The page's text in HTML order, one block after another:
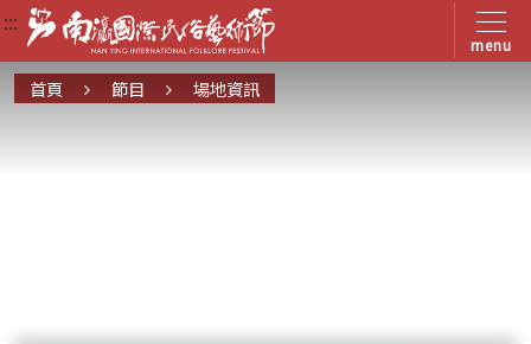
menu
:::
:::
:::
首頁 節目 場地資訊